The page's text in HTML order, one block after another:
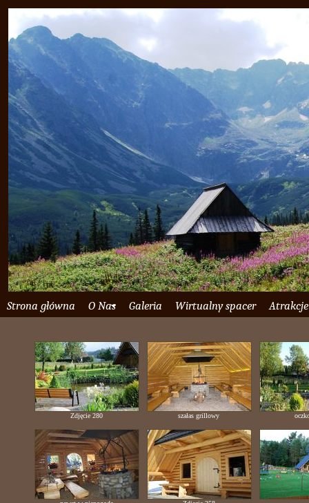
Strona główna O Nas Galeria Wirtualny spacer Atrakcje
Zdjęcie 280 szałas grillowy